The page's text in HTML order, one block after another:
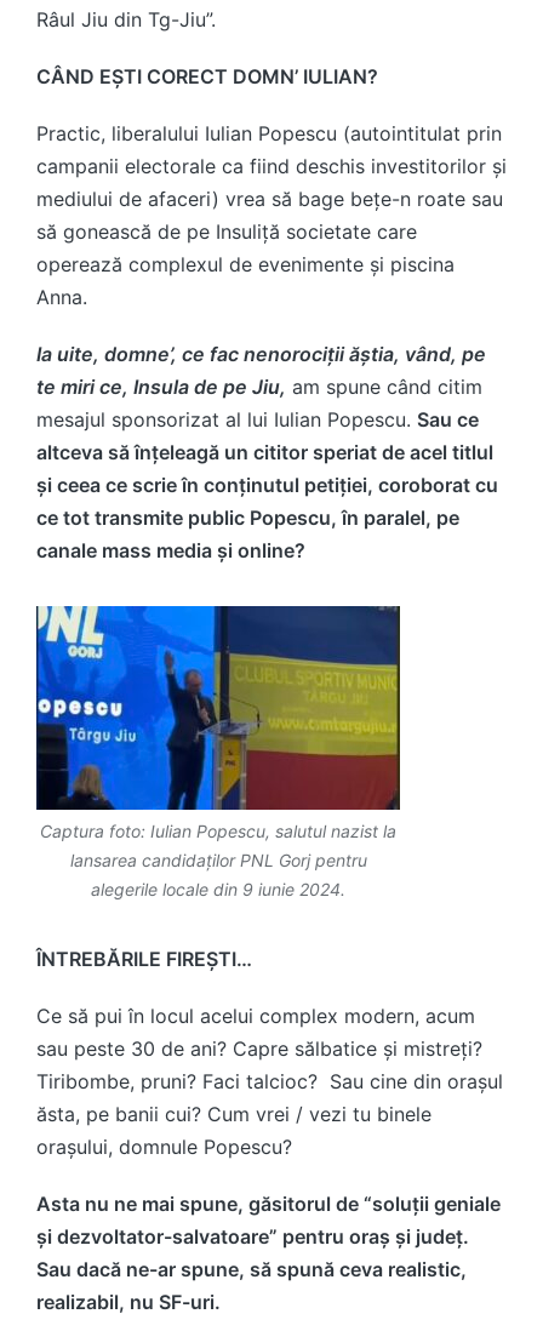
Râul Jiu din Tg-Jiu”.
CÂND EȘTI CORECT DOMN’ IULIAN?
Practic, liberalului Iulian Popescu (autointitulat prin
campanii electorale ca fiind deschis investitorilor și
mediului de afaceri) vrea să bage bețe-n roate sau
să gonească de pe Insuliță societate care
operează complexul de evenimente și piscina
Anna.
Ia uite, domne’, ce fac nenorociții ăștia, vând, pe
te miri ce, Insula de pe Jiu, am spune când citim
mesajul sponsorizat al lui Iulian Popescu. Sau ce
altceva să înțeleagă un cititor speriat de acel titlul
și ceea ce scrie în conținutul petiției, coroborat cu
ce tot transmite public Popescu, în paralel, pe
canale mass media și online?
Captura foto: Iulian Popescu, salutul nazist la
lansarea candidaților PNL Gorj pentru
alegerile locale din 9 iunie 2024.
ÎNTREBĂRILE FIREȘTI…
Ce să pui în locul acelui complex modern, acum
sau peste 30 de ani? Capre sălbatice și mistreți?
Tiribombe, pruni? Faci talcioc? Sau cine din orașul
ăsta, pe banii cui? Cum vrei / vezi tu binele
orașului, domnule Popescu?
Asta nu ne mai spune, găsitorul de “soluții geniale
și dezvoltator-salvatoare” pentru oraș și județ.
Sau dacă ne-ar spune, să spună ceva realistic,
realizabil, nu SF-uri.